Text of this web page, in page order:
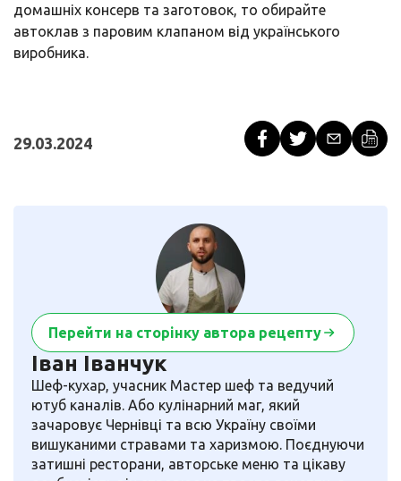
домашніх консерв та заготовок, то обирайте
автоклав з паровим клапаном від українського
виробника.
29.03.2024
Перейти на сторінку автора рецепту
Іван Іванчук
Шеф-кухар, учасник Мастер шеф та ведучий
ютуб каналів. Або кулінарний маг, який
зачаровує Чернівці та всю Україну своїми
вишуканими стравами та харизмою. Поєднуючи
затишні ресторани, авторське меню та цікаву